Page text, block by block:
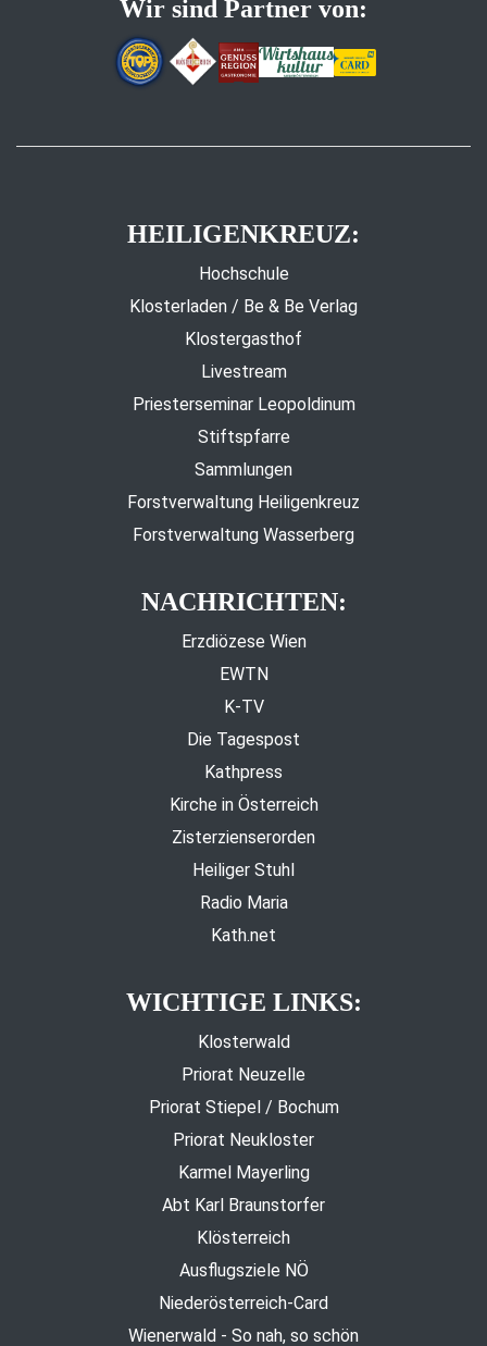
Wir sind Partner von:
HEILIGENKREUZ:
Hochschule
Klosterladen / Be & Be Verlag
Klostergasthof
Livestream
Priesterseminar Leopoldinum
Stiftspfarre
Sammlungen
Forstverwaltung Heiligenkreuz
Forstverwaltung Wasserberg
NACHRICHTEN:
Erzdiözese Wien
EWTN
K-TV
Die Tagespost
Kathpress
Kirche in Österreich
Zisterzienserorden
Heiliger Stuhl
Radio Maria
Kath.net
WICHTIGE LINKS:
Klosterwald
Priorat Neuzelle
Priorat Stiepel / Bochum
Priorat Neukloster
Karmel Mayerling
Abt Karl Braunstorfer
Klösterreich
Ausflugsziele NÖ
Niederösterreich-Card
Wienerwald - So nah, so schön